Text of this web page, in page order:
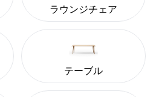
ラウンジチェア
テーブル